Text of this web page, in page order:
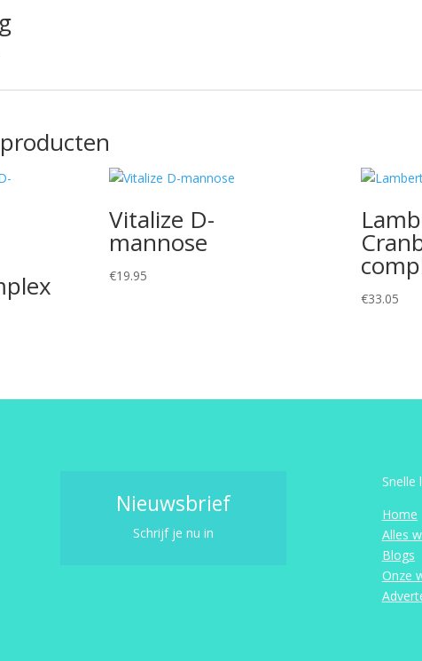
Vitalize D-
mannose
€19.95
€33.05
Nieuwsbrief
Schrijf je nu in
Snelle
Home
Alles
Blogs
Onze